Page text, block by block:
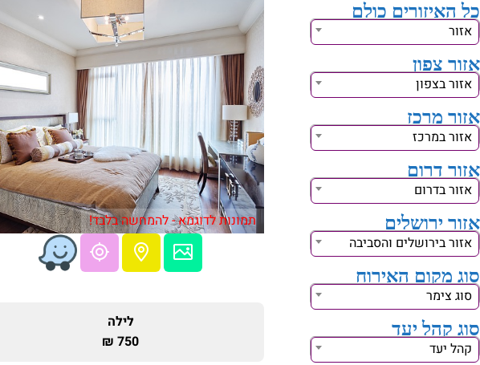
כל האיזורים כולם
אזור
אזור צפון
אזור בצפון
אזור מרכז
אזור במרכז
אזור דרום
אזור בדרום
אזור ירושלים
אזור בירושלים והסביבה
סוג מקום האירוח
סוג צימר
סוג קהל יעד
קהל יעד
תמונות לדוגמא - להמחשה בלבד!
לילה
750 ₪